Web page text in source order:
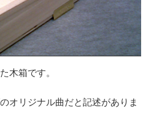
木箱です。
オリジナル曲だと記述がありま